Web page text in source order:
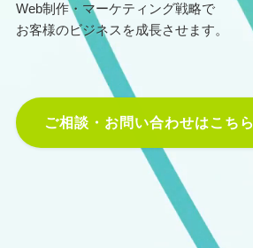
Web制作・マーケティング戦略で
お客様のビジネスを成長させます。
ご相談・お問い合わせはこちら